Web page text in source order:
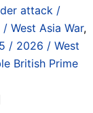
attack /
West Asia War,
/ 2026 / West
British Prime